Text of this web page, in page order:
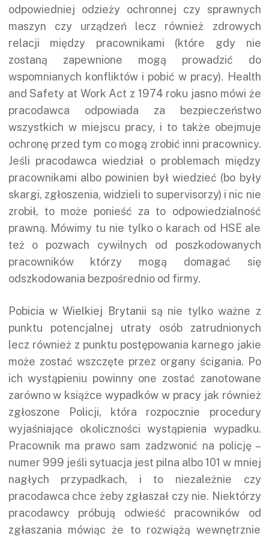
odpowiedniej odzieży ochronnej czy sprawnych
maszyn czy urządzeń lecz również zdrowych
relacji między pracownikami (które gdy nie
zostaną zapewnione mogą prowadzić do
wspomnianych konfliktów i pobić w pracy). Health
and Safety at Work Act z 1974 roku jasno mówi że
pracodawca odpowiada za bezpieczeństwo
wszystkich w miejscu pracy, i to także obejmuje
ochronę przed tym co mogą zrobić inni pracownicy.
Jeśli pracodawca wiedział o problemach między
pracownikami albo powinien był wiedzieć (bo były
skargi, zgłoszenia, widzieli to supervisorzy) i nic nie
zrobił, to może ponieść za to odpowiedzialność
prawną. Mówimy tu nie tylko o karach od HSE ale
też o pozwach cywilnych od poszkodowanych
pracowników którzy mogą domagać się
odszkodowania bezpośrednio od firmy.
Pobicia w Wielkiej Brytanii są nie tylko ważne z
punktu potencjalnej utraty osób zatrudnionych
lecz również z punktu postępowania karnego jakie
może zostać wszczęte przez organy ścigania. Po
ich wystąpieniu powinny one zostać zanotowane
zarówno w książcewypadków w pracy jak również
zgłoszone Policji, która rozpocznie procedury
wyjaśniające okoliczności wystąpienia wypadku.
Pracownik ma prawo sam zadzwonić na policję –
numer 999 jeśli sytuacja jest pilna albo 101 w mniej
nagłych przypadkach, i to niezależnie czy
pracodawca chce żeby zgłaszał czy nie. Niektórzy
pracodawcy próbują odwieść pracowników od
zgłaszania mówiąc że to rozwiążą wewnętrznie